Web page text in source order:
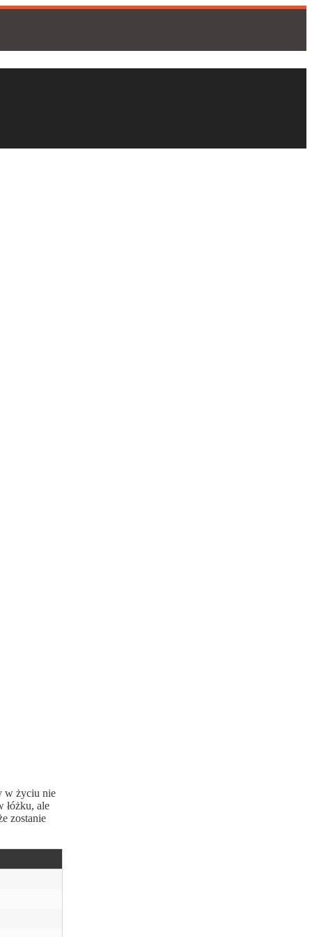
w życiu nie
łóżku, ale
zostanie